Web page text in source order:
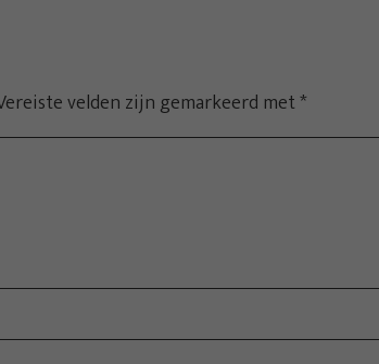
velden zijn gemarkeerd met*